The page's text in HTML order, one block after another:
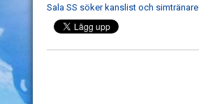
Sala SS söker kanslist och simtränare